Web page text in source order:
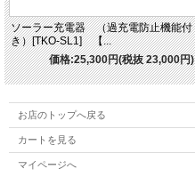
ソーラー充電器 （過充電防止機能付
き）[TKO-SL1] 【...
価格:25,300円(税抜 23,000円)
お店のトップへ戻る
カートを見る
マイページへ